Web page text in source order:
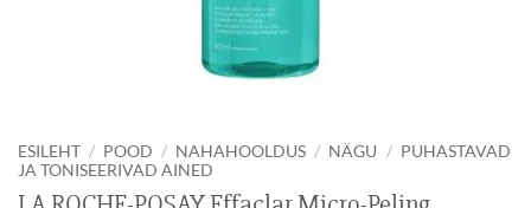
ESILEHT / POOD / NAHAHOOLDUS / NÄGU / PUHASTAVAD
JA TONISEERIVAD AINED